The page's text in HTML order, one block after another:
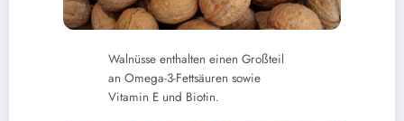
Walnüsse enthalten einen Großteil
an Omega-3-Fettsäuren sowie
Vitamin E und Biotin.